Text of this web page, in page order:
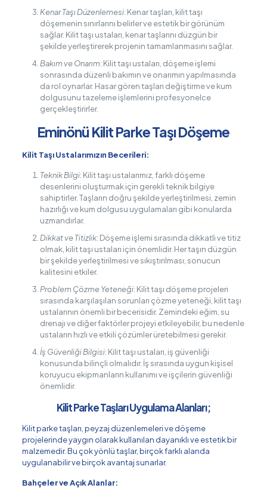
Kenar Taşı Düzenlemesi: Kenar taşları, kilit taşı
döşemenin sınırlarını belirler ve estetik bir görünüm
sağlar. Kilit taşı ustaları, kenar taşlarını düzgün bir
şekilde yerleştirerek projenin tamamlanmasını sağlar.
Bakım ve Onarım: Kilit taşı ustaları, döşeme işlemi
sonrasında düzenli bakımın ve onarımın yapılmasında
da rol oynarlar. Hasar gören taşları değiştirme ve kum
dolgusunu tazeleme işlemlerini profesyonelce
gerçekleştirirler.
Eminönü Kilit Parke Taşı Döşeme
Kilit Taşı Ustalarımızın Becerileri:
Teknik Bilgi: Kilit taşı ustalarımız, farklı döşeme
desenlerini oluşturmak için gerekli teknik bilgiye
sahiptirler. Taşların doğru şekilde yerleştirilmesi, zemin
hazırlığı ve kum dolgusu uygulamaları gibi konularda
uzmandırlar.
Dikkat ve Titizlik: Döşeme işlemi sırasında dikkatli ve titiz
olmak, kilit taşı ustaları için önemlidir. Her taşın düzgün
bir şekilde yerleştirilmesi ve sıkıştırılması, sonucun
kalitesini etkiler.
Problem Çözme Yeteneği: Kilit taşı döşeme projeleri
sırasında karşılaşılan sorunları çözme yeteneği, kilit taşı
ustalarının önemli bir becerisidir. Zemindeki eğim, su
drenajı ve diğer faktörler projeyi etkileyebilir, bu nedenle
ustaların hızlı ve etkili çözümler üretebilmesi gerekir.
İş Güvenliği Bilgisi: Kilit taşı ustaları, iş güvenliği
konusunda bilinçli olmalıdır. İş sırasında uygun kişisel
koruyucu ekipmanların kullanımı ve işçilerin güvenliği
önemlidir.
Kilit Parke Taşları Uygulama Alanları;
Kilit parke taşları, peyzaj düzenlemeleri ve döşeme
projelerinde yaygın olarak kullanılan dayanıklı ve estetik bir
malzemedir. Bu çok yönlü taşlar, birçok farklı alanda
uygulanabilir ve birçok avantaj sunarlar.
Bahçeler ve Açık Alanlar: